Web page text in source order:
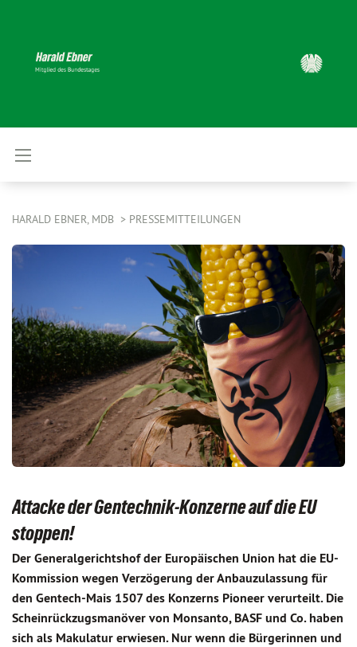
HARALD EBNER, MDB PRESSEMITTEILUNGEN
Attacke der Gentechnik-Konzerne auf die EU
stoppen!
Der Generalgerichtshof der Europäischen Union hat die EU-
Kommission wegen Verzögerung der Anbauzulassung für
den Gentech-Mais 1507 des Konzerns Pioneer verurteilt. Die
Scheinrückzugsmanöver von Monsanto, BASF und Co. haben
sich als Makulatur erwiesen. Nur wenn die Bürgerinnen und